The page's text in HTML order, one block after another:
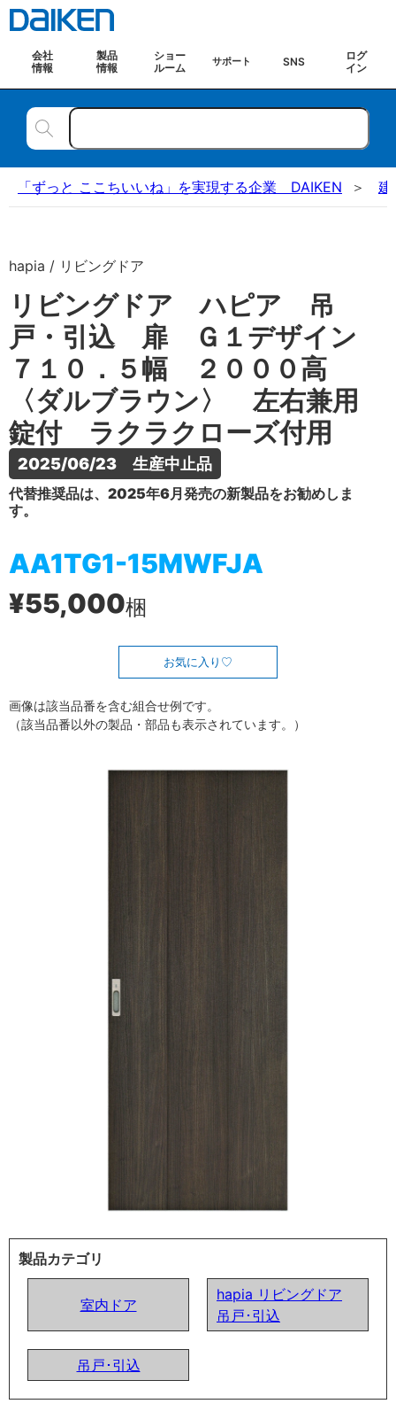
会社
情報
製品
情報
ショー
ルーム
サポート SNS
ログ
イン
「ずっと ここちいいね」を実現する企業 DAIKEN 建
hapia / リビングドア
リビングドア ハピア 吊
戸・引込 扉 Ｇ１デザイン
７１０．５幅 ２０００高
〈ダルブラウン〉 左右兼用
錠付 ラクラクローズ付用
2025/06/23　生産中止品
代替推奨品は、2025年6月発売の新製品をお勧めしま
す。
AA1TG1-15MWFJA
¥55,000梱
お気に入り
画像は該当品番を含む組合せ例です。
（該当品番以外の製品・部品も表示されています。）
製品カテゴリ
室内ドア
hapia リビングドア
吊戸･引込
吊戸･引込